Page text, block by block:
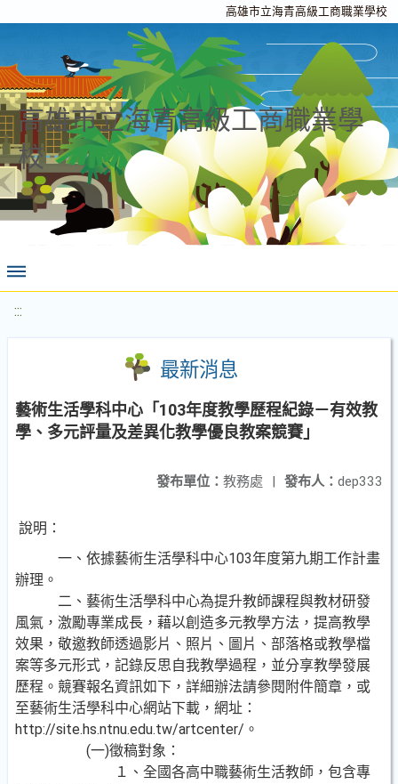
高雄市立海青高級工商職業學校
高雄市立海青高級工商職業學
校
:::
最新消息
藝術生活學科中心「103年度教學歷程紀錄－有效教
學、多元評量及差異化教學優良教案競賽」
發布人： dep333
發布單位： 教務處 |
說明：
一、依據藝術生活學科中心103年度第九期工作計畫
辦理。
二、藝術生活學科中心為提升教師課程與教材研發
風氣，激勵專業成長，藉以創造多元教學方法，提高教學
效果，敬邀教師透過影片、照片、圖片、部落格或教學檔
案等多元形式，記錄反思自我教學過程，並分享教學發展
歷程。競賽報名資訊如下，詳細辦法請參閱附件簡章，或
至藝術生活學科中心網站下載，網址：
http://site.hs.ntnu.edu.tw/artcenter/。
(一)徵稿對象：
１、全國各高中職藝術生活教師，包含專